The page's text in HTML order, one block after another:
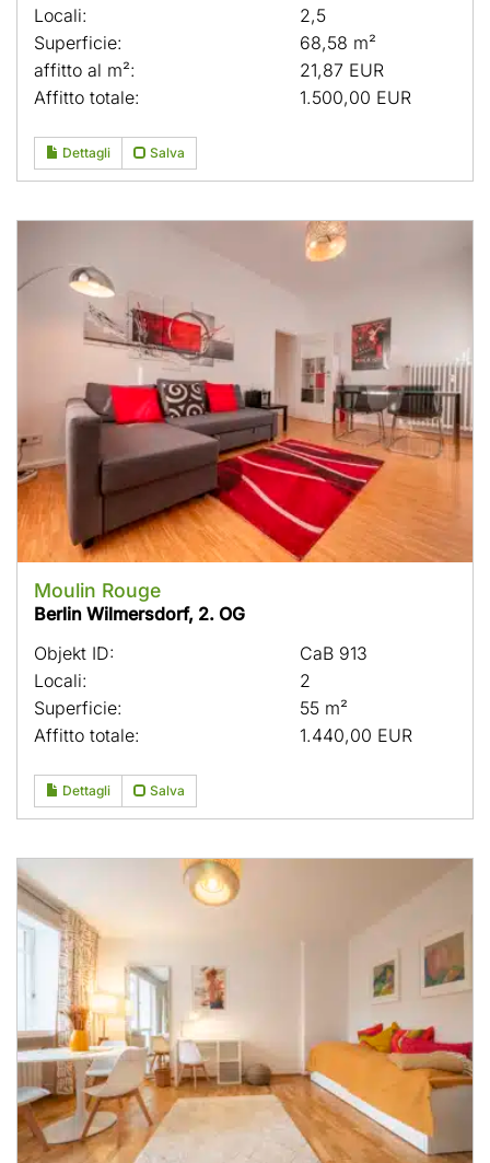
Locali:
2,5
Superficie:
68,58 m²
affitto al m²:
21,87 EUR
Affitto totale:
1.500,00 EUR
Dettagli Salva
Moulin Rouge
Berlin Wilmersdorf, 2. OG
Objekt ID:
CaB 913
Locali:
2
Superficie:
55 m²
Affitto totale:
1.440,00 EUR
Dettagli Salva